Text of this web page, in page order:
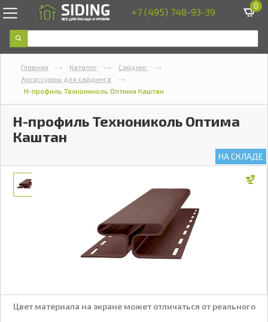
+7 (495) 748-93-39 0
Главная Каталог
Сайдинг
Аксессуары для сайдинга
H-профиль Технониколь Оптима Каштан
H-профиль Технониколь Оптима
Каштан
НА СКЛАДЕ
Цвет материала на экране может отличаться от реального